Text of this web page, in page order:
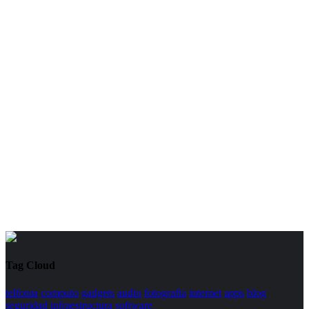
Tag Cloud
telfonia computo gadgets audio fotografia internet apps blog
seguridad infraestructura software